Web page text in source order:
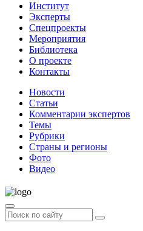
Институт
Эксперты
Спецпроекты
Мероприятия
Библиотека
О проекте
Контакты
Новости
Статьи
Комментарии экспертов
Темы
Рубрики
Страны и регионы
Фото
Видео